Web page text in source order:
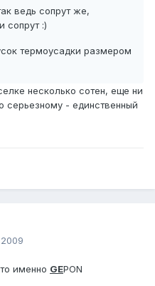
ведь сопрут же,
сопрут :)
термоусадки размером
несколько сотен, еще ни
серьезному - единственный
именно GEPON